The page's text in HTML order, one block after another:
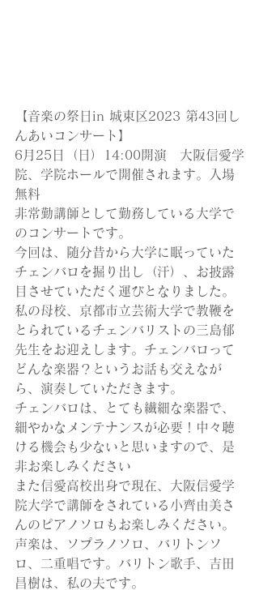
【音楽の祭日in 城東区2023 第43回し
んあいコンサート】
6月25日（日）14:00開演　大阪信愛学
院、学院ホールで開催されます。入場
無料
非常勤講師として勤務している大学で
のコンサートです。
今回は、随分昔から大学に眠っていた
チェンバロを掘り出し（汗）、お披露
目させていただく運びとなりました。
私の母校、京都市立芸術大学で教鞭を
とられているチェンバリストの三島郁
先生をお迎えします。チェンバロって
どんな楽器？というお話も交えなが
ら、演奏していただきます。
チェンバロは、とても繊細な楽器で、
細やかなメンテナンスが必要！中々聴
ける機会も少ないと思いますので、是
非お楽しみください
また信愛高校出身で現在、大阪信愛学
院大学で講師をされている小齊由美さ
んのピアノソロもお楽しみください。
声楽は、ソプラノソロ、バリトンソ
ロ、二重唱です。バリトン歌手、吉田
昌樹は、私の夫です。